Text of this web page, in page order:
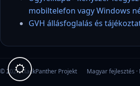
mobiltelefon vagy Windows
GVH állásfoglalás és
© 2026 blackPanther Projekt Magyar fejlesztés ·